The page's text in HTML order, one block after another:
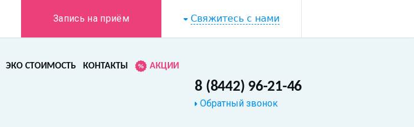
Свяжитесь с нами
Запись на приём
ЭКО СТОИМОСТЬ КОНТАКТЫ АКЦИИ
8 (8442) 96-21-46
Обратный звонок